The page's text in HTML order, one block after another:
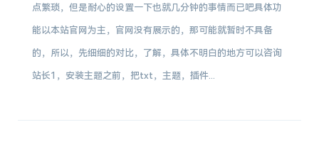
点繁琐，但是耐心的设置一下也就几分钟的事情而已吧具体功
能以本站官网为主，官网没有展示的，那可能就暂时不具备
的，所以，先细细的对比，了解，具体不明白的地方可以咨询
站长1，安装主题之前，把txt，主题，插件...